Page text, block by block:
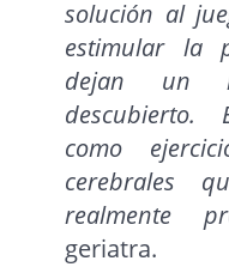
solución al
estimular la
dejan un
descubierto.
como
cerebrales
realmente
geriatra.